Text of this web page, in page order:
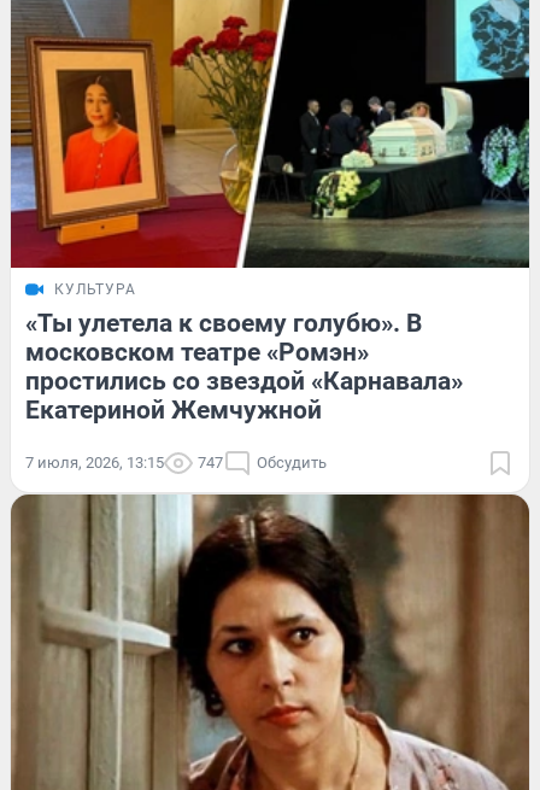
КУЛЬТУРА
«Ты улетела к своему голубю». В
московском театре «Ромэн»
простились со звездой «Карнавала»
Екатериной Жемчужной
7 июля, 2026, 13:15 747 Обсудить